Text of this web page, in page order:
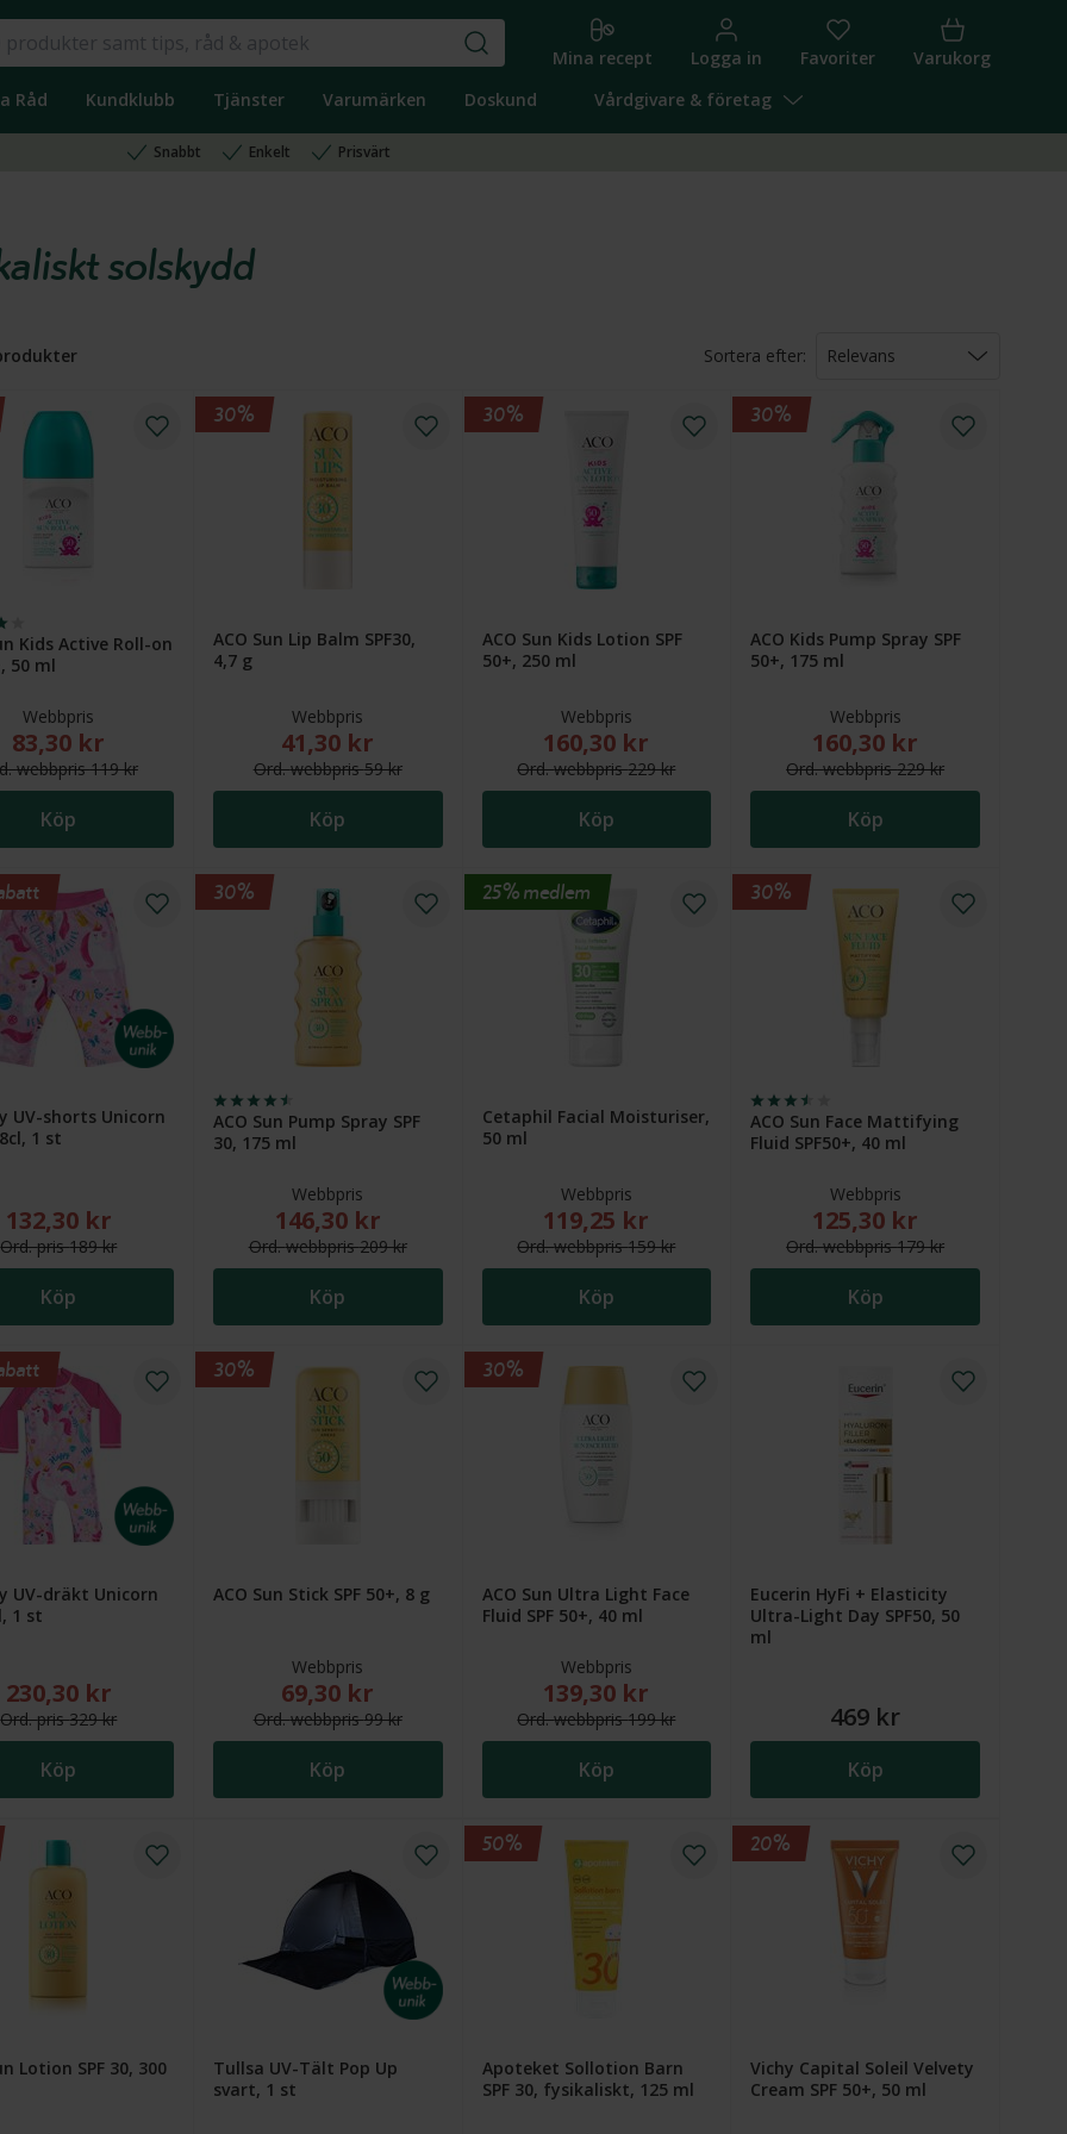
Mina recept Logga in Favoriter
Varukorg
Råd Kundklubb Tjänster Varumärken Doskund Vårdgivare & företag
Snabbt Enkelt Prisvärt
solskydd
Sortera efter:
Relevans
Pris (högst först)
Namn (A-Ö)
Högsta rabatt
Nyheter
Kids Active Roll-on
50 ml
Webbpris
Nytt reducerat pris: 83,30 kr. Ordinarie webbpris (överstruket): 119 kr
83,30 kr
webbpris119 kr
Köp
ACO Sun Lip Balm SPF30,
4,7 g
Webbpris
Nytt reducerat pris: 41,30 kr. Ordinarie webbpris (överstruket): 59 kr
41,30 kr
Ord.webbpris59 kr
Köp
30%
ACO Sun Kids Lotion SPF
50+, 250 ml
Webbpris
Nytt reducerat pris: 160,30 kr. Ordinarie webbpris
160,30 kr
Ord.webbpris229 kr
Köp
30%
ACO Kids Pump Spray SPF
50+, 175 ml
Webbpris
Nytt reducerat pris:
160,30 kr
Ord.webbpris229 kr
Köp
30%
UV-shorts Unicorn
1 st
Nytt reducerat pris: 132,30 kr. Ordinarie pris (överstruket): 189 kr
132,30 kr
Ord.pris189 kr
Köp
ACO Sun Pump Spray SPF
30, 175 ml
Webbpris
Nytt reducerat pris: 146,30 kr. Ordinarie webbpris (överstruket): 209 kr
146,30 kr
Ord.webbpris209 kr
Köp
30%
Cetaphil Facial Moisturiser,
50 ml
Webbpris
Nytt reducerat pris: 119,25 kr. Ordinarie webbpris
119,25 kr
Ord.webbpris159 kr
Köp
25% medlem
ACO Sun Face Mattifying
Fluid SPF50+, 40 ml
Webbpris
Nytt reducerat pris:
125,30 kr
Ord.webbpris179 kr
Köp
30%
UV-dräkt Unicorn
1 st
Nytt reducerat pris: 230,30 kr. Ordinarie pris (överstruket): 329 kr
230,30 kr
Ord.pris329 kr
Köp
ACO Sun Stick SPF 50+, 8 g
Webbpris
Nytt reducerat pris: 69,30 kr. Ordinarie webbpris (överstruket): 99 kr
69,30 kr
Ord.webbpris99 kr
Köp
30%
ACO Sun Ultra Light Face
Fluid SPF 50+, 40 ml
Webbpris
Nytt reducerat pris: 139,30 kr. Ordinarie webbpris
139,30 kr
Ord.webbpris199 kr
Köp
30%
Eucerin HyFi + Elasticity
Ultra-Light Day SPF50, 50
ml
469 kr
Köp
Lotion SPF 30, 300
Tullsa UV-Tält Pop Up
svart, 1 st
Apoteket Sollotion Barn
SPF 30, fysikaliskt, 125 ml
50%
Vichy Capital Soleil Velvety
Cream SPF 50+, 50 ml
20%